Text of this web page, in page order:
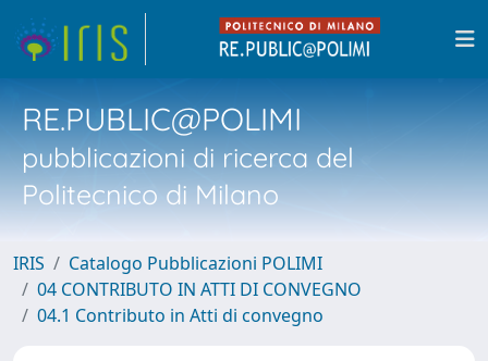
RE.PUBLIC@POLIMI
pubblicazioni di ricerca del
Politecnico di Milano
IRIS
Catalogo Pubblicazioni POLIMI
04 CONTRIBUTO IN ATTI DI CONVEGNO
04.1 Contributo in Atti di convegno